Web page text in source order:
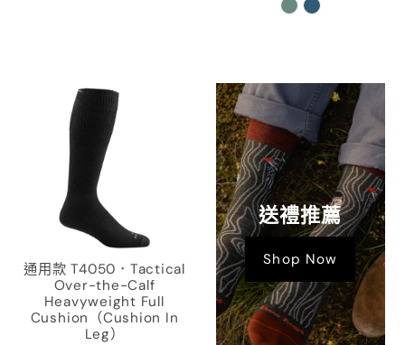
通用款 T4050．Tactical
Over-the-Calf
Heavyweight Full
Cushion（Cushion In
Leg）
送禮推薦
Shop Now